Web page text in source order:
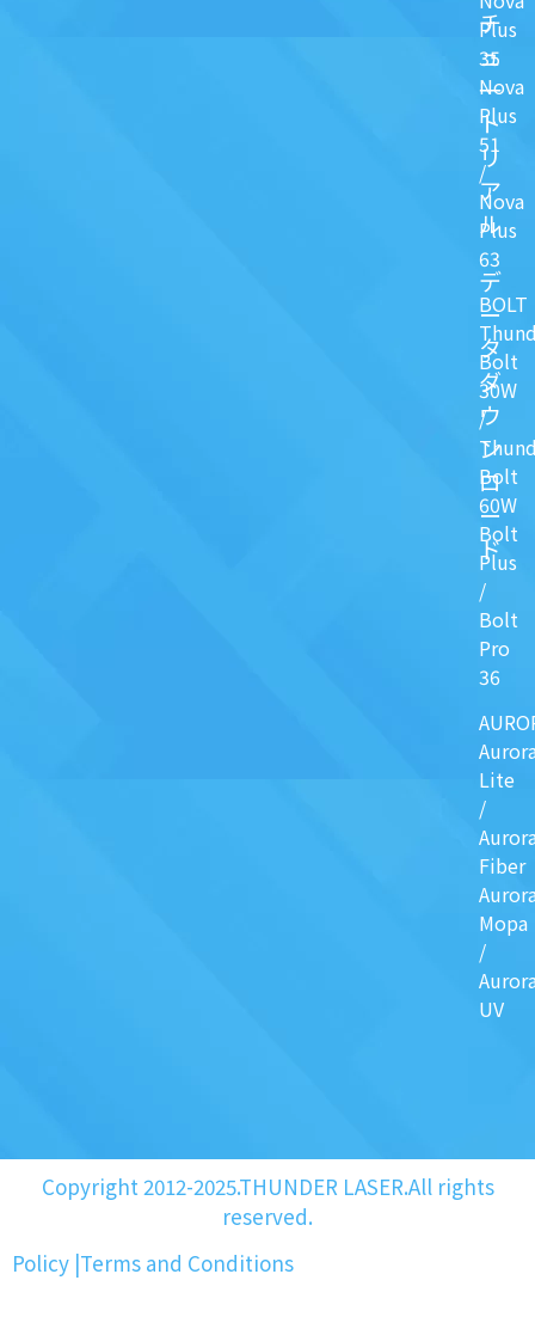
Plus
35
Nova
Plus
51
/
Nova
Plus
63
BOLT
Bolt
30W
/
Bolt
60W
Bolt
Plus
/
Bolt
Pro
36
Lite
/
Fiber
Mopa
/
UV
チ
ュ
一
ト
リ
ア
ル
デ
ー
タ
ダ
ウ
ン
ロ
ー
ド
Copyright 2012-2025.THUNDER LASER.All rights
reserved.
Policy |Terms and Conditions